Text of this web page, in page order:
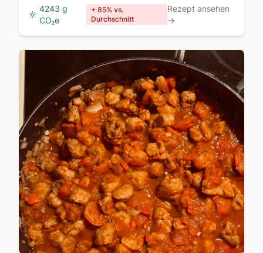
4243 g
CO₂e
+ 85% vs.
Durchschnitt
Rezept ansehen
→